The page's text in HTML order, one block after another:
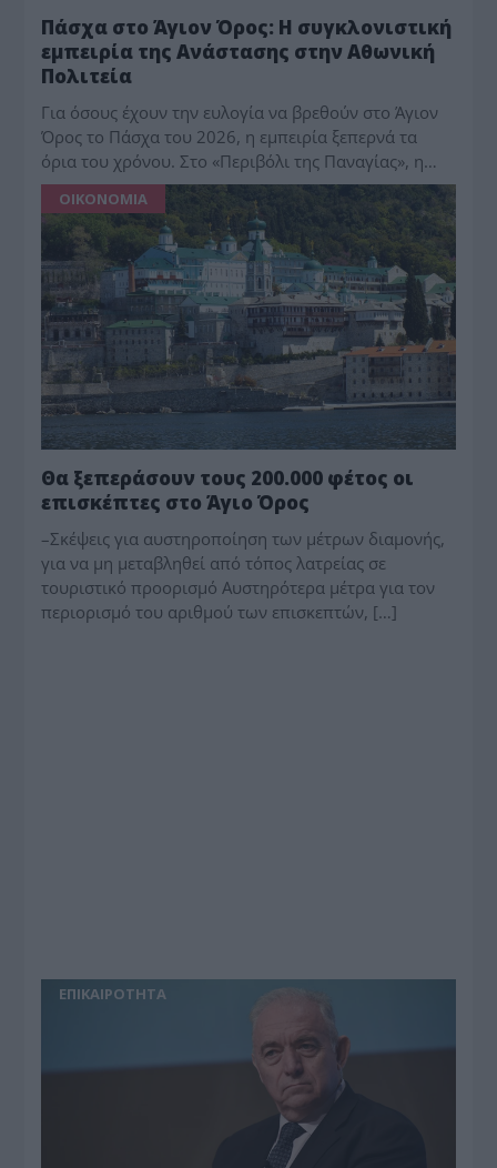
Πάσχα στο Άγιον Όρος: Η συγκλονιστική
εμπειρία της Ανάστασης στην Αθωνική
Πολιτεία
Για όσους έχουν την ευλογία να βρεθούν στο Άγιον
Όρος το Πάσχα του 2026, η εμπειρία ξεπερνά τα
όρια του χρόνου. Στο «Περιβόλι της Παναγίας», η…
ΟΙΚΟΝΟΜΙΑ
Θα ξεπεράσουν τους 200.000 φέτος οι
επισκέπτες στο Άγιο Όρος
–Σκέψεις για αυστηροποίηση των μέτρων διαμονής,
για να μη μεταβληθεί από τόπος λατρείας σε
τουριστικό προορισμό Aυστηρότερα μέτρα για τον
περιορισμό του αριθμού των επισκεπτών, […]
ΕΠΙΚΑΙΡΟΤΗΤΑ